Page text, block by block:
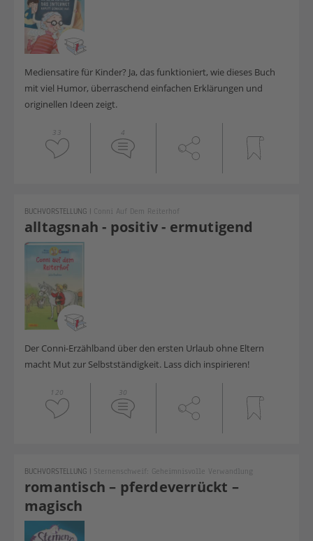
Mediensatire für Kinder? Ja, das funktioniert, wie dieses Buch
mit viel Humor, überraschend einfachen Erklärungen und
originellen Ideen zeigt.
33 4
alltagsnah - positiv - ermutigend
BUCHVORSTELLUNG | Conni Auf Dem Reiterhof
Der Conni-Erzählband über den ersten Urlaub ohne Eltern
macht Mut zur Selbstständigkeit. Lass dich inspirieren!
120 30
romantisch – pferdeverrückt –
magisch
BUCHVORSTELLUNG | Sternenschweif: Geheimnisvolle Verwandlung